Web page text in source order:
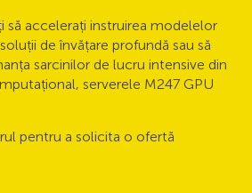
să accelerați instruirea modelelor
de învățare profundă sau să
sarcinilor de lucru intensive din
serverele M247 GPU
pentru a solicita o ofertă